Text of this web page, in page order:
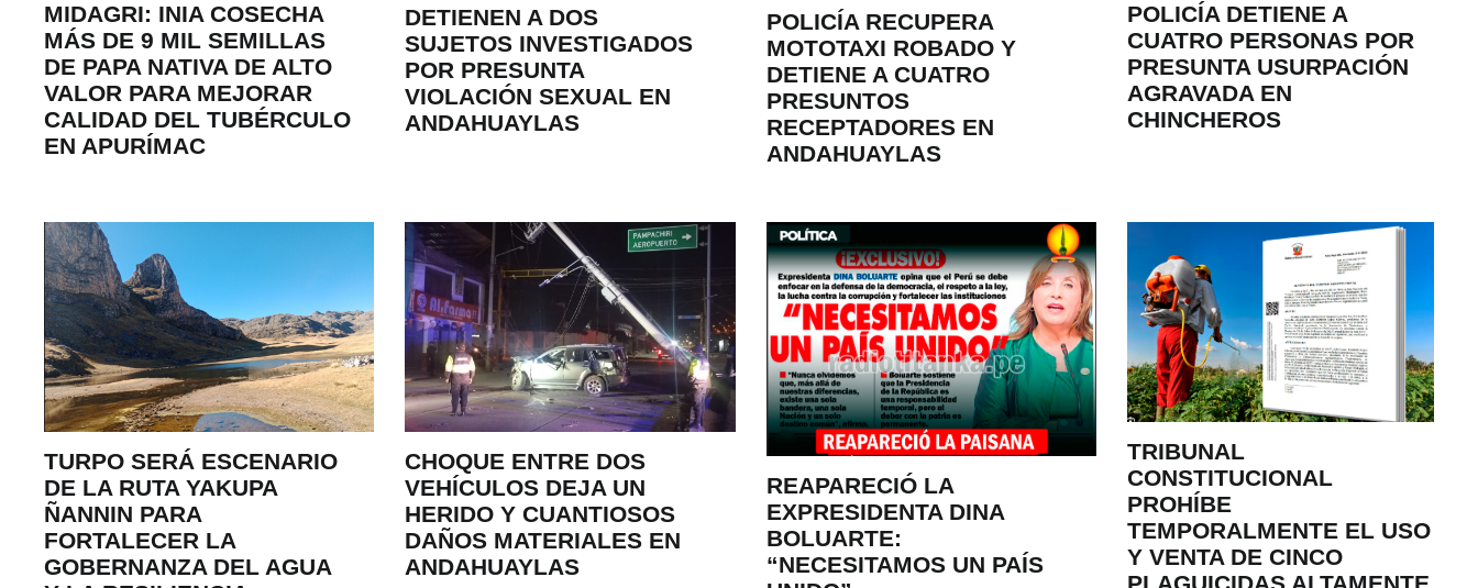
MIDAGRI: INIA COSECHA
MÁS DE 9 MIL SEMILLAS
DE PAPA NATIVA DE ALTO
VALOR PARA MEJORAR
CALIDAD DEL TUBÉRCULO
EN APURÍMAC
DETIENEN A DOS
SUJETOS INVESTIGADOS
POR PRESUNTA
VIOLACIÓN SEXUAL EN
ANDAHUAYLAS
POLICÍA RECUPERA
MOTOTAXI ROBADO Y
DETIENE A CUATRO
PRESUNTOS
RECEPTADORES EN
ANDAHUAYLAS
POLICÍA DETIENE A
CUATRO PERSONAS POR
PRESUNTA USURPACIÓN
AGRAVADA EN
CHINCHEROS
TURPO SERÁ ESCENARIO
DE LA RUTA YAKUPA
ÑANNIN PARA
FORTALECER LA
GOBERNANZA DEL AGUA
CHOQUE ENTRE DOS
VEHÍCULOS DEJA UN
HERIDO Y CUANTIOSOS
DAÑOS MATERIALES EN
ANDAHUAYLAS
REAPARECIÓ LA
EXPRESIDENTA DINA
BOLUARTE:
“NECESITAMOS UN PAÍS
TRIBUNAL
CONSTITUCIONAL
PROHÍBE
TEMPORALMENTE EL USO
Y VENTA DE CINCO